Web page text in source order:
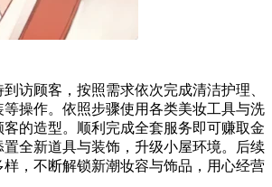
访顾客，按照需求依次完成清洁护理、
操作。依照步骤使用各类美妆工具与洗
的造型。顺利完成全套服务即可赚取金
全新道具与装饰，升级小屋环境。后续
，不断解锁新潮妆容与饰品，用心经营